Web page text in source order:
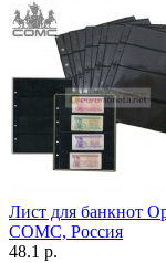
Лист для банкнот
СОМС, Россия
48.1 р.